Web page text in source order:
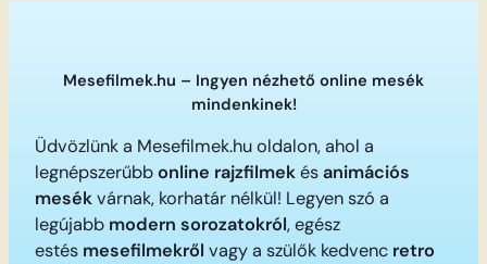
Mesefilmek.hu – Ingyen nézhető online mesék
mindenkinek!
Üdvözlünk a Mesefilmek.hu oldalon, ahol a
legnépszerűbbonline rajzfilmekésanimációs
mesékvárnak, korhatár nélkül! Legyen szó a
legújabb modern sorozatokról, egész
estés mesefilmekről vagy a szülők kedvenc retro